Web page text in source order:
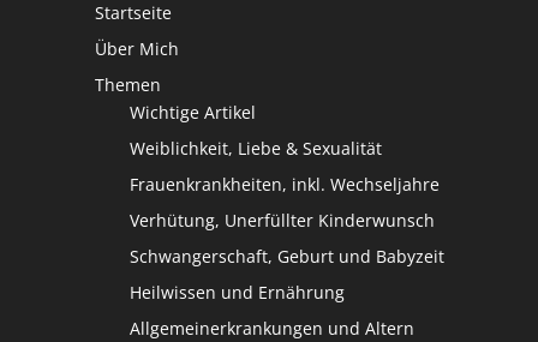
Startseite
Über Mich
Themen
Wichtige Artikel
Weiblichkeit, Liebe & Sexualität
Frauenkrankheiten, inkl. Wechseljahre
Verhütung, Unerfüllter Kinderwunsch
Schwangerschaft, Geburt und Babyzeit
Heilwissen und Ernährung
Allgemeinerkrankungen und Altern